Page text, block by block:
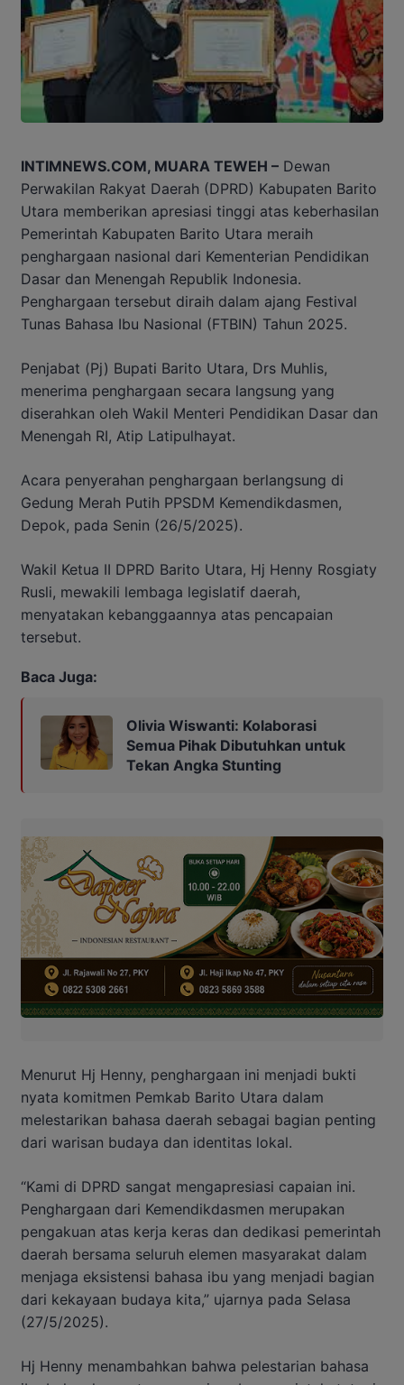
INTIMNEWS.COM, MUARA TEWEH – Dewan
Perwakilan Rakyat Daerah (DPRD) Kabupaten Barito
Utara memberikan apresiasi tinggi atas keberhasilan
Pemerintah Kabupaten Barito Utara meraih
penghargaan nasional dari Kementerian Pendidikan
Dasar dan Menengah Republik Indonesia.
Penghargaan tersebut diraih dalam ajang Festival
Tunas Bahasa Ibu Nasional (FTBIN) Tahun 2025.
Penjabat (Pj) Bupati Barito Utara, Drs Muhlis,
menerima penghargaan secara langsung yang
diserahkan oleh Wakil Menteri Pendidikan Dasar dan
Menengah RI, Atip Latipulhayat.
Acara penyerahan penghargaan berlangsung di
Gedung Merah Putih PPSDM Kemendikdasmen,
Depok, pada Senin (26/5/2025).
Wakil Ketua II DPRD Barito Utara, Hj Henny Rosgiaty
Rusli, mewakili lembaga legislatif daerah,
menyatakan kebanggaannya atas pencapaian
tersebut.
Baca Juga:
Olivia Wiswanti: Kolaborasi
Semua Pihak Dibutuhkan untuk
Tekan Angka Stunting
Menurut Hj Henny, penghargaan ini menjadi bukti
nyata komitmen Pemkab Barito Utara dalam
melestarikan bahasa daerah sebagai bagian penting
dari warisan budaya dan identitas lokal.
“Kami di DPRD sangat mengapresiasi capaian ini.
Penghargaan dari Kemendikdasmen merupakan
pengakuan atas kerja keras dan dedikasi pemerintah
daerah bersama seluruh elemen masyarakat dalam
menjaga eksistensi bahasa ibu yang menjadi bagian
dari kekayaan budaya kita,” ujarnya pada Selasa
(27/5/2025).
Hj Henny menambahkan bahwa pelestarian bahasa